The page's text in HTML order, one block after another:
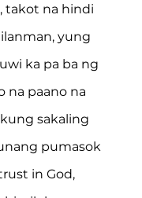
takot na hindi
yung
ka pa ba ng
na paano na
sakaling
pumasok
in God,